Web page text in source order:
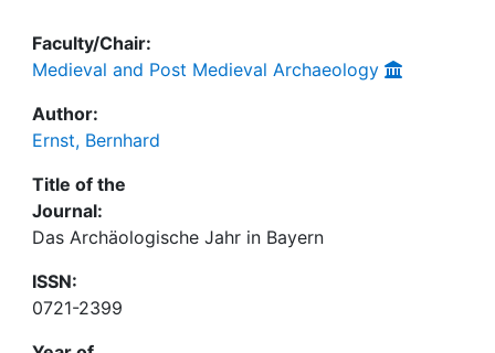
Faculty/Chair:
Medieval and Post Medieval Archaeology
Author:
Ernst, Bernhard
Title of the
Journal:
Das Archäologische Jahr in Bayern
ISSN:
0721-2399